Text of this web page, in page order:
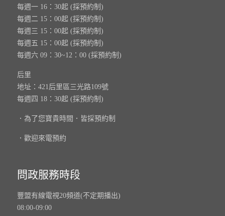
每週一 16：30起 (採預約制)
每週二 15：00起 (採預約制)
每週三 15：00起 (採預約制)
每週五 15：00起 (採預約制)
每週六 09：30~12：00 (採預約制)
后里
地址：421后里區三光路109號
每週四 18：30起 (採預約制)
．為了您寶貴時間．皆採預約制
．歡迎來電預約
問政服務時段
豐盟有線電視20頻道(不定期播出)
08:00-09:00